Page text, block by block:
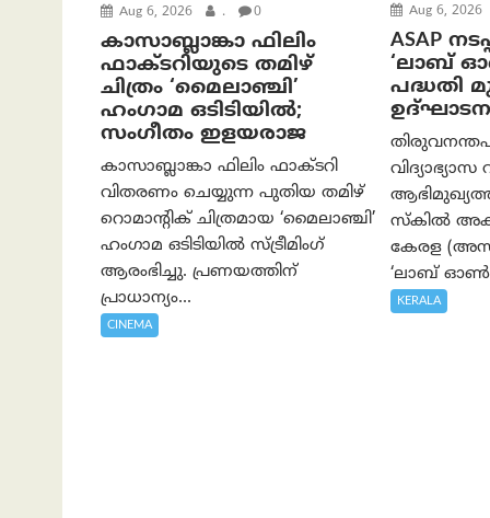
Aug 6, 2026 . 0
കാസാബ്ലാങ്കാ ഫിലിം
ഫാക്ടറിയുടെ തമിഴ്
ചിത്രം ‘മൈലാഞ്ചി’
ഹംഗാമ ഒടിടിയിൽ;
സംഗീതം ഇളയരാജ
കാസാബ്ലാങ്കാ ഫിലിം ഫാക്ടറി
വിതരണം ചെയ്യുന്ന പുതിയ തമിഴ്
റൊമാന്റിക് ചിത്രമായ ‘മൈലാഞ്ചി’
ഹംഗാമ ഒടിടിയിൽ സ്ട്രീമിംഗ്
ആരംഭിച്ചു. പ്രണയത്തിന്
പ്രാധാന്യം...
CINEMA
Aug 6, 2026
ASAP
‘ലാബ്
പദ്ധതി
വിദ്യാഭ്യാസ
സ്കിൽ
കേരള
‘ലാബ് ഓൺ
KERALA